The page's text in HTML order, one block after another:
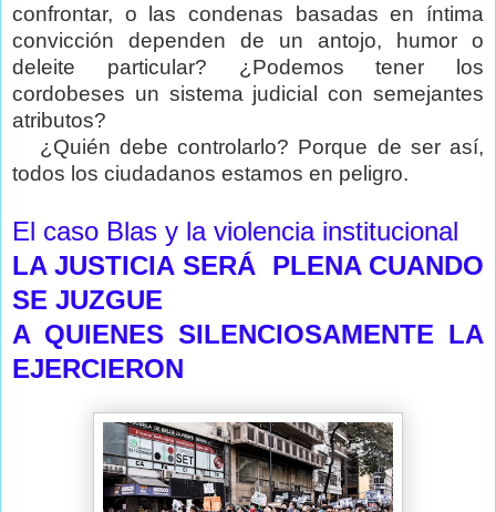
confrontar, o las condenas basadas en íntima
convicción dependen de un antojo, humor o
deleite particular? ¿Podemos tener los
cordobeses un sistema judicial con semejantes
atributos?
¿Quién debe controlarlo? Porque de ser así,
todos los ciudadanos estamos en peligro.
El caso Blas y la violencia institucional
LA JUSTICIA SERÁ PLENA CUANDO
SE JUZGUE
A QUIENES SILENCIOSAMENTE LA
EJERCIERON